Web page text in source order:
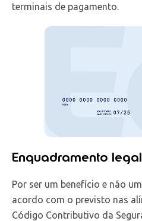
terminais de pagamento.
Enquadramento legal
Por ser um benefício e não
acordo com o previsto nas
Código Contributivo da